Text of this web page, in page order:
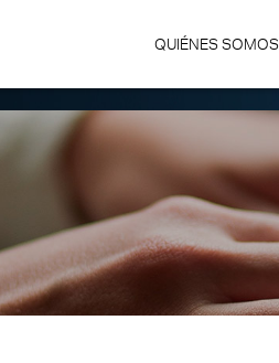
QUIÉNES SOMOS